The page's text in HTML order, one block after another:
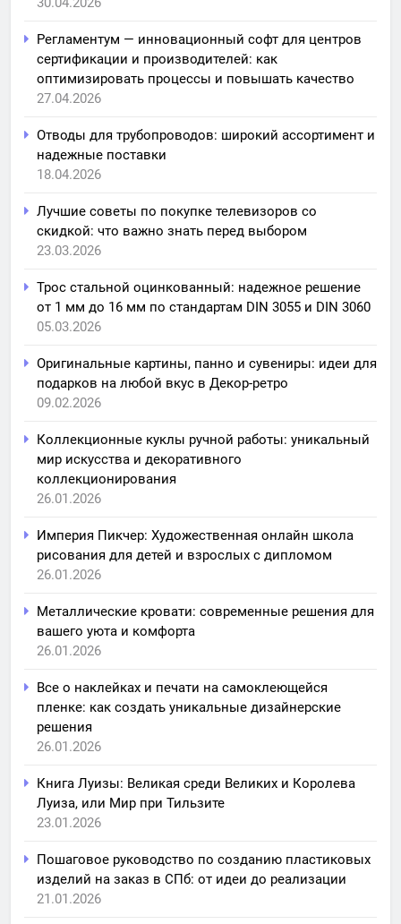
Регламентум — инновационный софт для центров
сертификации и производителей: как
оптимизировать процессы и повышать качество
27.04.2026
Отводы для трубопроводов: широкий ассортимент и
надежные поставки
18.04.2026
Лучшие советы по покупке телевизоров со
скидкой: что важно знать перед выбором
23.03.2026
Трос стальной оцинкованный: надежное решение
от 1 мм до 16 мм по стандартам DIN 3055 и DIN 3060
05.03.2026
Оригинальные картины, панно и сувениры: идеи для
подарков на любой вкус в Декор-ретро
09.02.2026
Коллекционные куклы ручной работы: уникальный
мир искусства и декоративного
коллекционирования
26.01.2026
Империя Пикчер: Художественная онлайн школа
рисования для детей и взрослых с дипломом
26.01.2026
Металлические кровати: современные решения для
вашего уюта и комфорта
26.01.2026
Все о наклейках и печати на самоклеющейся
пленке: как создать уникальные дизайнерские
решения
26.01.2026
Книга Луизы: Великая среди Великих и Королева
Луиза, или Мир при Тильзите
23.01.2026
Пошаговое руководство по созданию пластиковых
изделий на заказ в СПб: от идеи до реализации
21.01.2026